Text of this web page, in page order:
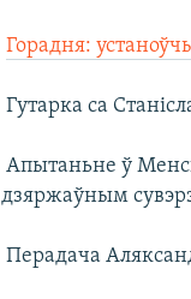
Горадня:
 Гутарка са
 Апытаньне ў
дзяржаўным
 Перадача